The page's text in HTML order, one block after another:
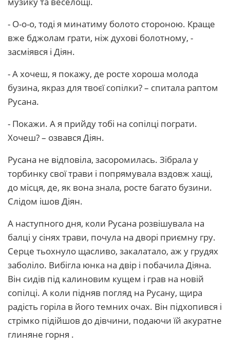
- О-о-о, тоді я минатиму болото стороною. Краще
вже бджолам грати, ніж духові болотному, -
засміявся і Діян.
- А хочеш, я покажу, де росте хороша молода
бузина, якраз для твоєї сопілки? – спитала раптом
Русана.
- Покажи. А я прийду тобі на сопілці пограти.
Хочеш? – озвався Діян.
Русана не відповіла, засоромилась. Зібрала у
торбинку свої трави і попрямувала вздовж хащі,
до місця, де, як вона знала, росте багато бузини.
Слідом ішов Діян.
А наступного дня, коли Русана розвішувала на
балці у сінях трави, почула на дворі приємну гру.
Серце тьохнуло щасливо, закалатало, аж у грудях
заболіло. Вибігла юнка на двір і побачила Діяна.
Він сидів під калиновим кущем і грав на новій
сопілці. А коли підняв погляд на Русану, щира
радість горіла в його темних очах. Він підхопився і
стрімко підійшов до дівчини, подаючи їй акуратне
глиняне горня .